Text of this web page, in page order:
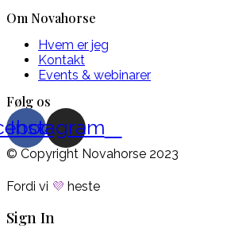
Om Novahorse
Hvem er jeg
Kontakt
Events & webinarer
Følg os
Instagram
© Copyright Novahorse 2023
Fordi vi 💜 heste
Sign In